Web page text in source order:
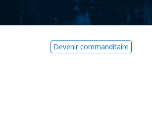
Devenir commanditaire